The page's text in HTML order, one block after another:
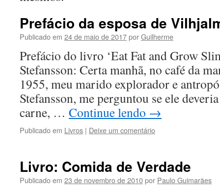
Prefácio da esposa de
Publicado em 24 de maio de 2017porGuilherme
Prefácio do livro ‘Eat Fat and Grow
Stefansson: Certa manhã, no café da
1955, meu marido explorador e
Stefansson, me perguntou se ele
carne, … Continue lendo →
Publicado em Livros | Deixe um comentário
Livro: Comida de Verdade
Publicado em 23 de novembro de 2010por Paulo Guimarães